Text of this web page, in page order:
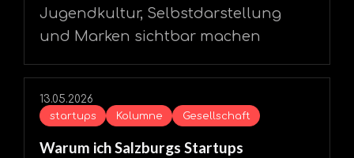
Jugendkultur, Selbstdarstellung
und Marken sichtbar machen
13.05.2026
startups
Kolumne Gesellschaft
Warum ich Salzburgs Startups